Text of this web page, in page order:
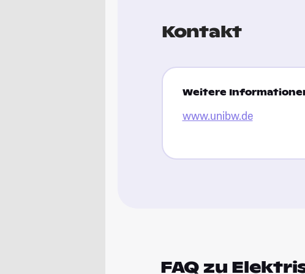
Kontakt
Weitere
www.unibw.de
FAQ zu